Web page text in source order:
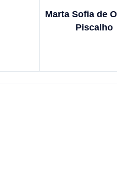
Marta Sofia de
Piscalho